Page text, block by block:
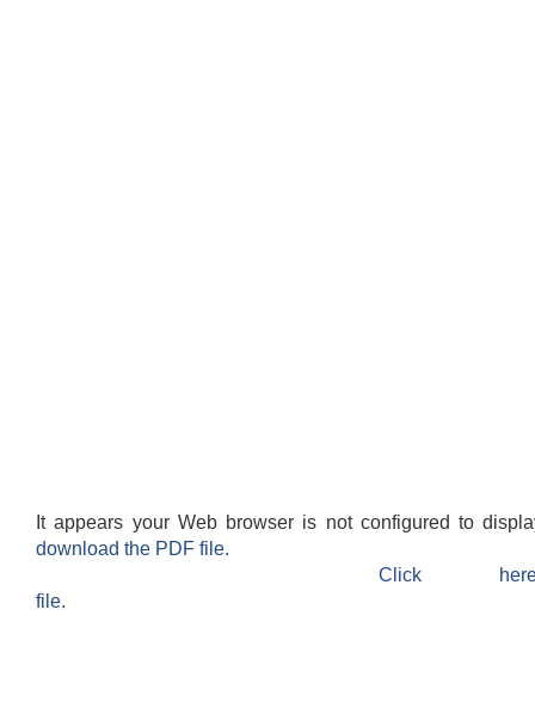
It appears your Web browser is not configured to
download the PDF file.
Click
file.